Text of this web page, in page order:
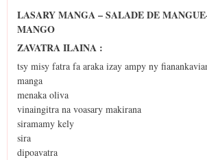
LASARY MANGA – SALADE DE
MANGO
ZAVATRA ILAINA :
tsy misy fatra fa araka izay ampy ny
manga
menaka oliva
vinaingitra na voasary makirana
siramamy kely
sira
dipoavatra